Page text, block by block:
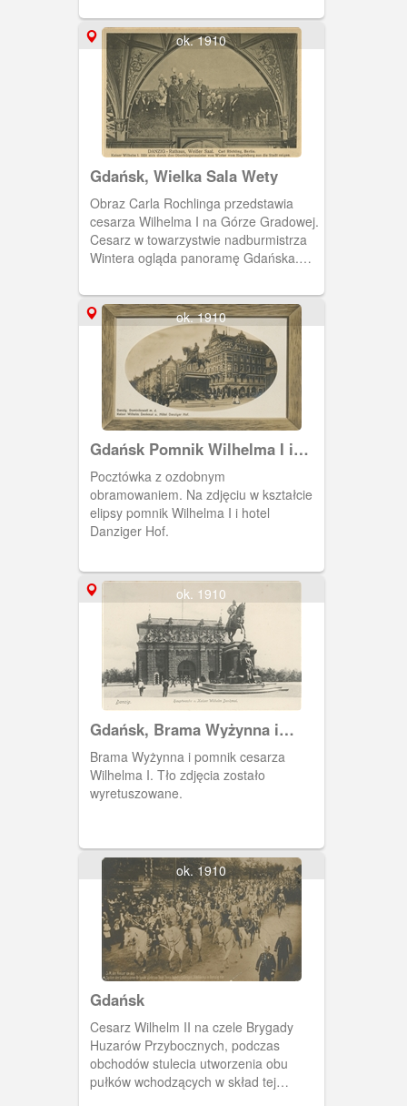
ok. 1910
Gdańsk, Wielka Sala Wety
Obraz Carla Rochlinga przedstawia
cesarza Wilhelma I na Górze Gradowej.
Cesarz w towarzystwie nadburmistrza
Wintera ogląda panoramę Gdańska.
rajcowie miejscy. Po prawej wiwatujący
mieszkańcy. W Wielkiej Sali Wety obraz
został zawieszony w 1893 r. Został
ufundowany przez gdańskich
restauratorów - braci Alberta i Wilhelma
Jüncke. Prawdopodobnie przepadł w
czasie wojny. Brak danych o ewakuacji.
ok. 1910
Gdańsk Pomnik Wilhelma I i
Danziger Hof
Pocztówka z ozdobnym
obramowaniem. Na zdjęciu w kształcie
elipsy pomnik Wilhelma I i hotel
Danziger Hof.
ok. 1910
Gdańsk, Brama Wyżynna i
pomnik
Brama Wyżynna i pomnik cesarza
Wilhelma I. Tło zdjęcia zostało
wyretuszowane.
ok. 1910
Gdańsk
Cesarz Wilhelm II na czele Brygady
Huzarów Przybocznych, podczas
obchodów stulecia utworzenia obu
pułków wchodzących w skład tej